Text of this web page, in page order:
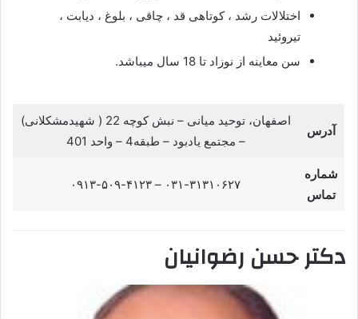
اختلالات رشد ، کوتاهی قد ، چاقی ، بلوغ ، دیابت ،
تیروئید
سن معاینه از نوزاد تا 18 سال میباشد.
آدرس
اصفهان، توحید میانی – نبش کوچه 22 ( شهیدمشکلانی)
– مجتمع یادبود – طبقه4 – واحد 401
شماره
تماس
۰۳۱-۳۱۳۱۰۶۲۷ – ۰۹۱۳-۵۰۹-۴۱۲۳
دکتر حسن رضوانیان